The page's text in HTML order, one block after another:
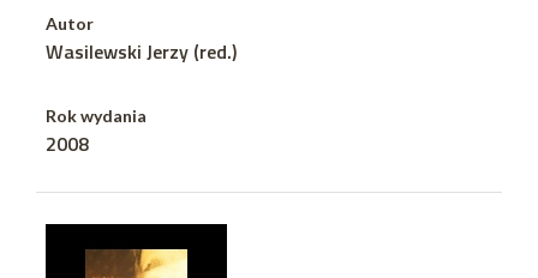
Autor
Wasilewski Jerzy (red.)
Rok wydania
2008